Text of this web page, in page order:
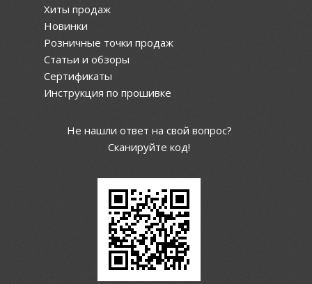
Хиты продаж
Новинки
Розничные точки продаж
Статьи и обзоры
Сертификаты
Инструкция по прошивке
Не нашли ответ на свой вопрос?
Сканируйте код!